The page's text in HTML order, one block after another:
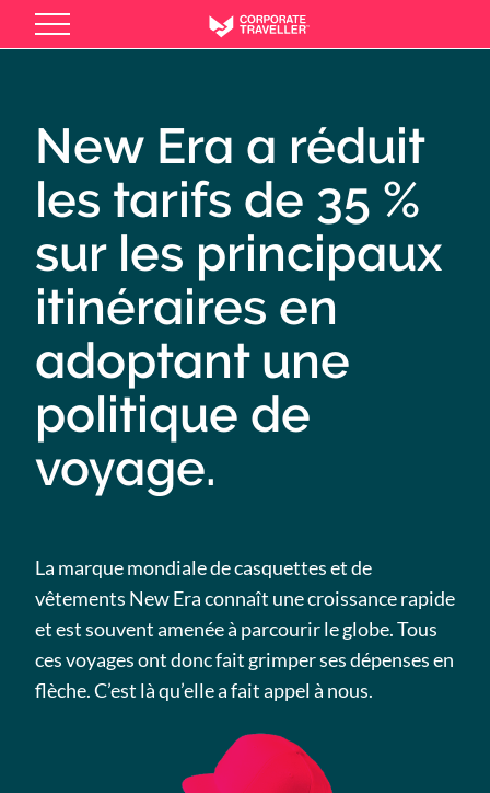
New Era a réduit
les tarifs de 35 %
sur les principaux
itinéraires en
adoptant une
politique de
voyage.
La marque mondiale de casquettes et de
vêtements New Era connaît une croissance rapide
et est souvent amenée à parcourir le globe. Tous
ces voyages ont donc fait grimper ses dépenses en
flèche. C’est là qu’elle a fait appel à nous.